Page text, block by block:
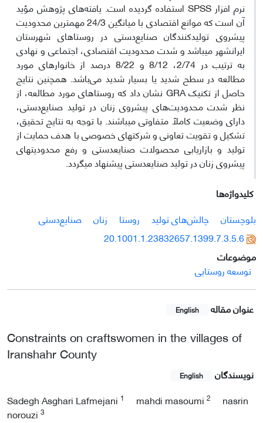
نرم افزار SPSS استفاده گردیده است. یافته‌های پژوهش مؤید
آن است که موانع اقتصادی با میانگین 24/3 مهم­ترین محدودیت‌
پیش­روی تولیدکنندگان صنایع‌دستی در روستاهای شهرستان
ایرانشهر می­باشد و شدت محدودیت اقتصادی، اجتماعی و نهادی
به ترتیب در 2/74، 8/12 و 8/22 درصد از خانوارهای مورد
مطالعه در سطح شدید یا بسیار شدید می‌باشد. همچنین نتایج
حاصل از تکنیک GRA نشان داد که روستاهای مورد مطالعه، از
نظر شدت محدودیت‌های پیش­روی زنان در تولید صنایع‌دستی،
دارای وضعیت کاملاً متفاوتی می­باشند. با توجه به نتایج تحقیق،
تشکیل و تقویت تعاونی و شرکت­های خصوصی با هدف حمایت از
تولید و بازاریابی محصولات صنایع­دستی و رفع محدودیت­های
پیش­روی زنان در تولید صنایع­دستی پیشنهاد می­گردد.
کلیدواژه‌ها
بلوچستان
چالش‌های تولید روستا زنان
صنایع‌دستی
20.1001.1.23832657.1399.7.3.5.6
موضوعات
توسعه روستایی
عنوان مقاله English
Constraints on craftswomen in the villages of
Iranshahr County
نویسندگان English
Sadegh Asghari Lafmejani 1 mahdi masoumi 2
nasrin
norouzi 3